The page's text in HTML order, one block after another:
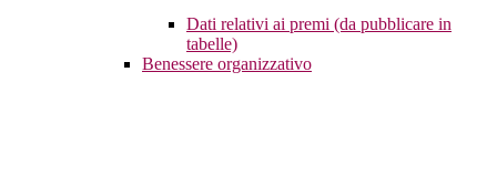
Dati relativi ai premi (da pubblicare in
tabelle)
Benessere organizzativo